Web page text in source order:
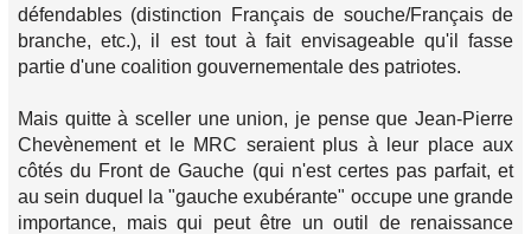
défendables (distinction Français de souche/Français de
branche, etc.), il est tout à fait envisageable qu'il fasse
partie d'une coalition gouvernementale des patriotes.
Mais quitte à sceller une union, je pense que Jean-Pierre
Chevènement et le MRC seraient plus à leur place aux
côtés du Front de Gauche (qui n'est certes pas parfait, et
au sein duquel la "gauche exubérante" occupe une grande
importance, mais qui peut être un outil de renaissance